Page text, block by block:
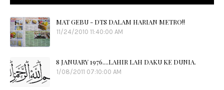
MAT GEBU - DTS DALAM HARIAN METRO!!
11/24/2010 11:40:00 AM
8 JANUARY 1976....LAHIR LAH DAKU KE DUNIA.
1/08/2011 07:10:00 AM